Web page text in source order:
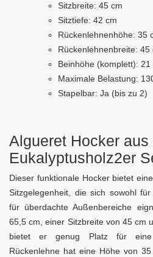
Sitzbreite: 45 cm
Sitztiefe: 42 cm
Rückenlehnenhöhe: 35
Rückenlehnenbreite: 45
Beinhöhe (komplett): 21
Maximale Belastung:
Stapelbar: Ja (bis zu 2)
Algueret Hocker
Eukalyptusholz2er
Dieser funktionale Hocker bietet
Sitzgelegenheit, die sich sowohl
für überdachte Außenbereiche
65,5 cm, einer Sitzbreite von 45 cm
bietet er genug Platz für eine
Rückenlehne hat eine Höhe von